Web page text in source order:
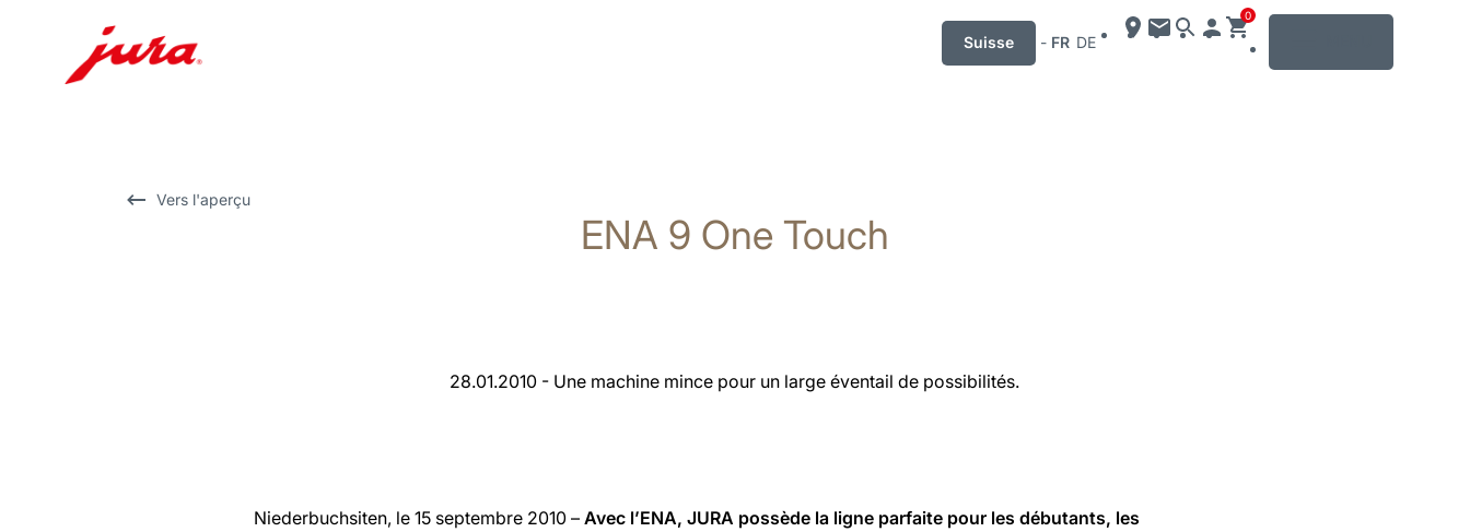
Suisse - FR DE
0
Vers l'aperçu
ENA 9 One Touch
28.01.2010 - Une machine mince pour un large éventail de possibilités.
Niederbuchsiten, le 15 septembre 2010 –Avec l’ENA, JURA possède la ligne parfaite pour les débutants, les